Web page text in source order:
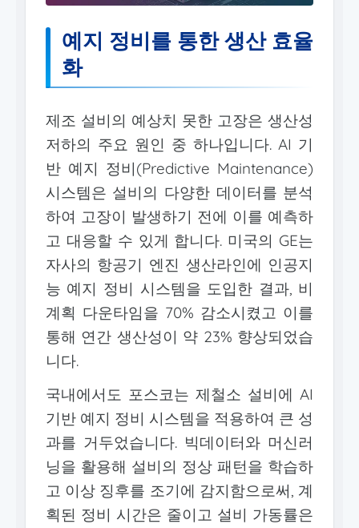
예지 정비를 통한 생산 효율
화
제조 설비의 예상치 못한 고장은 생산성
저하의 주요 원인 중 하나입니다. AI 기
반 예지 정비(Predictive Maintenance)
시스템은 설비의 다양한 데이터를 분석
하여 고장이 발생하기 전에 이를 예측하
고 대응할 수 있게 합니다. 미국의 GE는
자사의 항공기 엔진 생산라인에 인공지
능 예지 정비 시스템을 도입한 결과, 비
계획 다운타임을 70% 감소시켰고 이를
통해 연간 생산성이 약 23% 향상되었습
니다.
국내에서도 포스코는 제철소 설비에 AI
기반 예지 정비 시스템을 적용하여 큰 성
과를 거두었습니다. 빅데이터와 머신러
닝을 활용해 설비의 정상 패턴을 학습하
고 이상 징후를 조기에 감지함으로써, 계
획된 정비 시간은 줄이고 설비 가동률은